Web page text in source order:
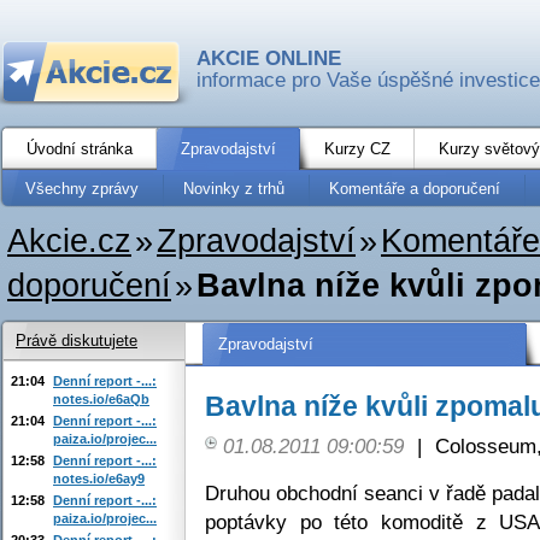
AKCIE ONLINE
informace pro Vaše úspěšné investice
Úvodní stránka Zpravodajství Kurzy CZ Kurzy
Všechny zprávy Novinky z trhů Komentáře a doporučení
Akcie.cz»Zpravodajství»
doporučení»Bavlna níže kvůli
Zpravodajství
Bavlna níže kvůli
01.08.2011 09:00:59 |
Druhou obchodní seanci v řadě
poptávky po této komoditě z
Právě diskutujete
21:04 Denní report -...:
notes.io/e6aQb
21:04 Denní report -...:
paiza.io/projec...
12:58 Denní report -...:
notes.io/e6ay9
12:58 Denní report -...:
paiza.io/projec...